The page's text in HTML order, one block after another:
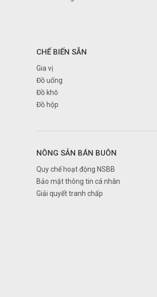
Cao Bằng
Đắk Nông
Đồng Nai
Hà Nam
Hà Tĩnh
Hải Dương
CHẾ BIẾN SẴN
Gia vị
Đồ uống
Đồ khô
Đồ hộp
NÔNG SẢN BÁN BUÔN
Quy chế hoạt động NSBB
Bảo mật thông tin cá nhân
Giải quyết tranh chấp